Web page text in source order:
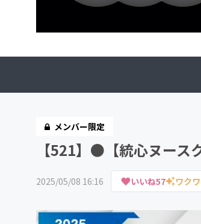
チャレンジ
メンバー限定
【521】●【統心ヌース
2025/05/08 16:16 いいね57 ワク